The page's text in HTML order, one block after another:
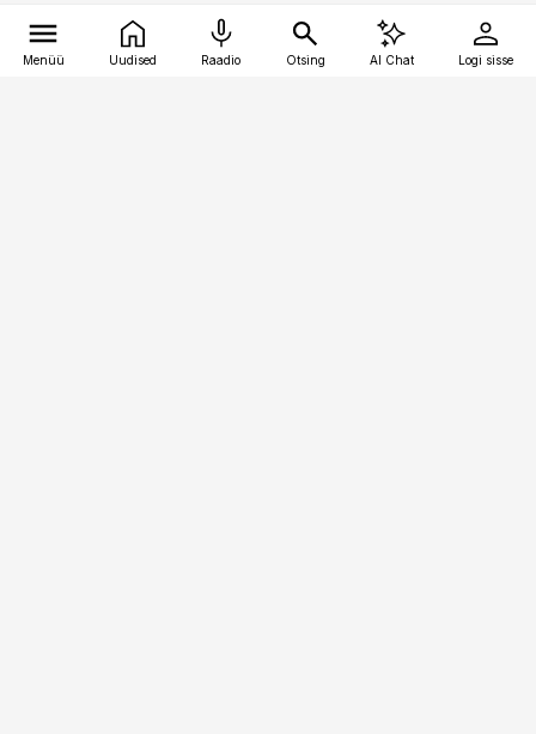
Menüü Uudised Raadio Otsing AI Chat Logi sisse